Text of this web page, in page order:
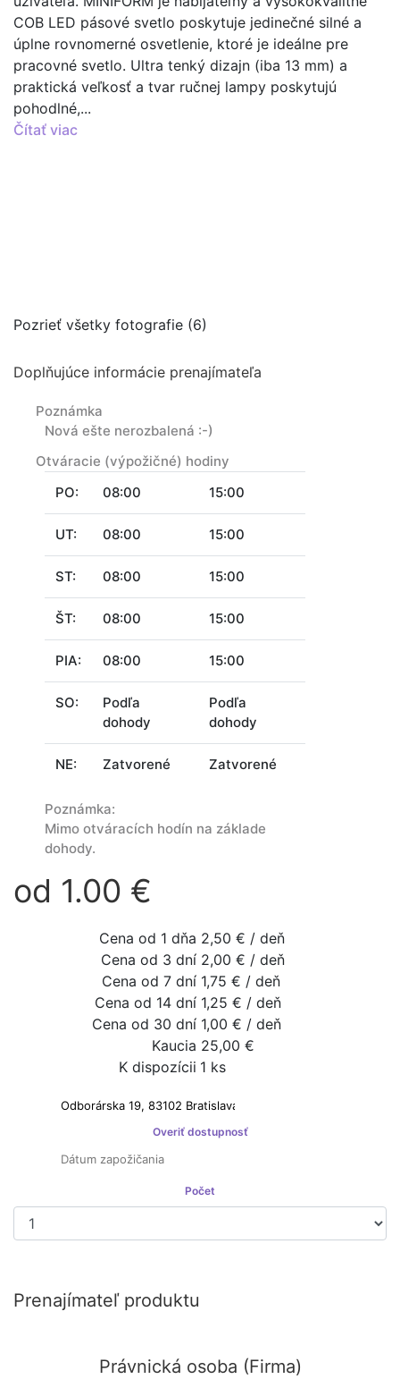
COB LED pásové svetlo poskytuje jedinečné silné a
úplne rovnomerné osvetlenie, ktoré je ideálne pre
pracovné svetlo. Ultra tenký dizajn (iba 13 mm) a
praktická veľkosť a tvar ručnej lampy poskytujú
pohodlné,...
Čítať viac
Pozrieť všetky fotografie (6)
Doplňujúce informácie prenajímateľa
Poznámka
Nová ešte nerozbalená :-)
Otváracie (výpožičné) hodiny
PO:
08:00 15:00
UT: 08:00 15:00
ST: 08:00 15:00
ŠT: 08:00 15:00
PIA: 08:00 15:00
SO:
Podľa
dohody
Podľa
dohody
NE: Zatvorené Zatvorené
Poznámka:
Mimo otváracích hodín na základe
dohody.
od 1.00 €
Cena od 1 dňa 2,50 € / deň
Cena od 3 dní 2,00 € / deň
Cena od 7 dní 1,75 € / deň
Cena od 14 dní 1,25 € / deň
Cena od 30 dní 1,00 € / deň
Kaucia 25,00 €
K dispozícii 1 ks
Prenajímateľ je platcom DPH
Overiť dostupnosť
Počet
Prenajímateľ produktu
Právnická osoba (Firma)